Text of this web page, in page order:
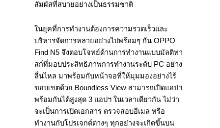
สัมผัสที่สบายอย่างเป็นธรรมชาติ
ในยุคที่การทำงานต้องการความรวดเร็วและ
บริหารจัดการหลายอย่างไปพร้อมๆ กัน OPPO
Find N5 จึงตอบโจทย์ด้านการทำงานแบบมัลติทา
สก์ที่มอบประสิทธิภาพการทำงานระดับ PC อย่าง
ลื่นไหล มาพร้อมกับหน้าจอที่ให้มุมมองอย่างไร้
ขอบเขตด้วย Boundless View สามารถเปิดแอปฯ
พร้อมกันได้สูงสุด 3 แอปฯ ในเวลาเดียวกัน ไม่ว่า
จะเป็นการเปิดเอกสาร ตรวจสอบอีเมล หรือ
ทำงานกับโปรเจกต์ต่างๆ ทุกอย่างจะเกิดขึ้นบน